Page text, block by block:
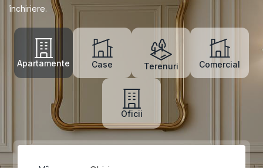
închiriere.
Apartamente Case Terenuri Comercial
Oficii